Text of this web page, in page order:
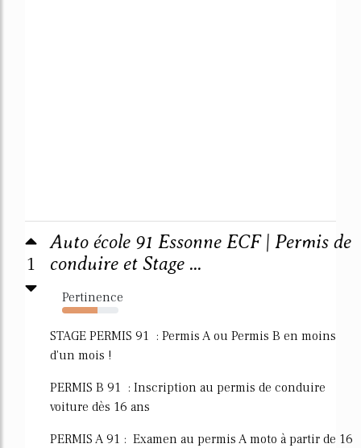
1
Auto école 91 Essonne ECF | Permis de
conduire et Stage ...
Pertinence
63%
STAGE PERMIS 91 : Permis A ou Permis B en moins
d'un mois !
PERMIS B 91 : Inscription au permis de conduire
voiture dès 16 ans
PERMIS A 91 : Examen au permis A moto à partir de 16